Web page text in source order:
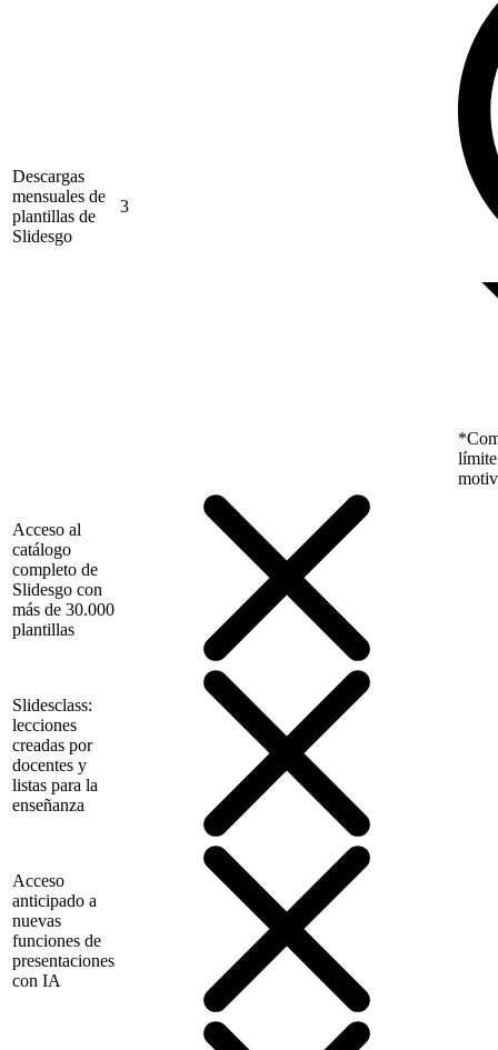
Descargas
mensuales de
plantillas de
Slidesgo
3
límite
Acceso al
catálogo
completo de
Slidesgo con
más de 30.000
plantillas
Slidesclass:
lecciones
creadas por
docentes y
listas para la
enseñanza
Acceso
anticipado a
nuevas
funciones de
presentaciones
con IA